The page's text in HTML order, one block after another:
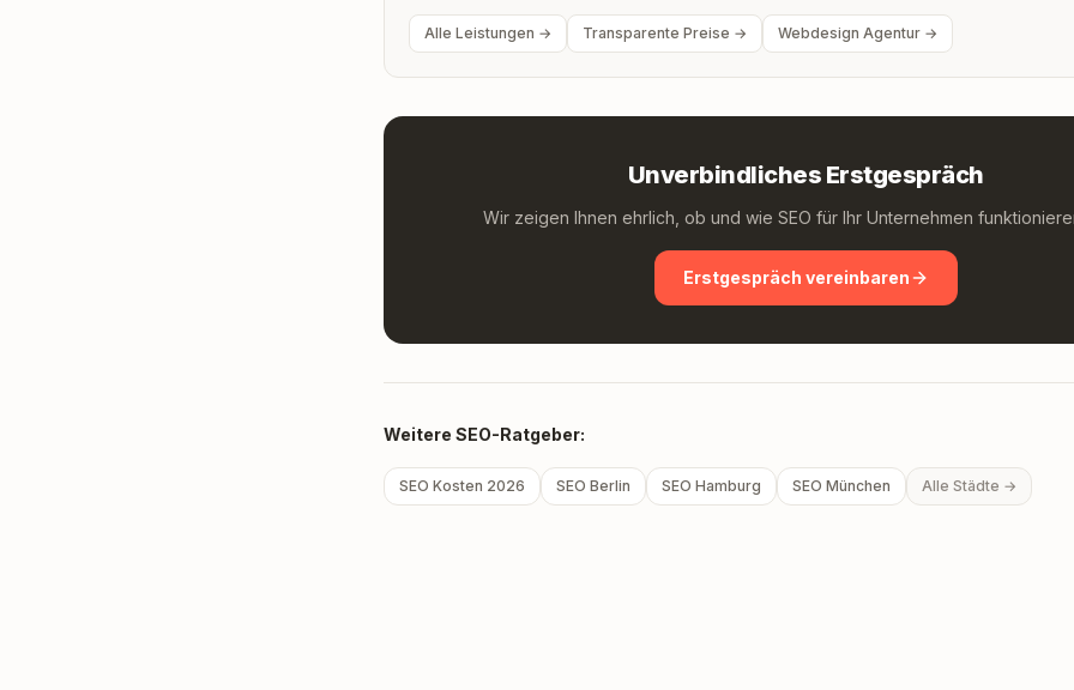
Alle Leistungen → Transparente Preise → Webdesign Agentur →
Unverbindliches Erstgespräch
Wir zeigen Ihnen ehrlich, ob und wie SEO für Ihr Unternehmen
Erstgespräch vereinbaren
Weitere SEO-Ratgeber:
SEO Kosten 2026 SEO Berlin SEO Hamburg SEO München Alle Städte →